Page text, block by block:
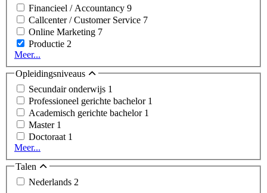
Financieel / Accountancy 9
Callcenter / Customer Service 7
Online Marketing 7
Productie 2
Meer...
Opleidingsniveaus
Secundair onderwijs 1
Professioneel gerichte bachelor 1
Academisch gerichte bachelor 1
Master 1
Doctoraat 1
Meer...
Talen
Nederlands 2